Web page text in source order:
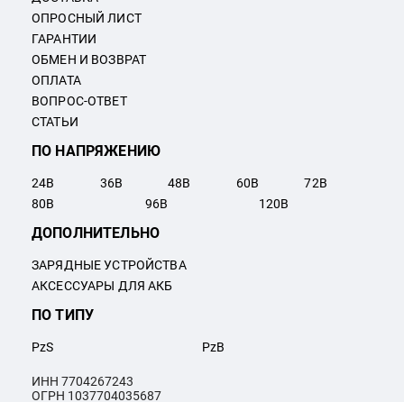
ОПРОСНЫЙ ЛИСТ
ГАРАНТИИ
ОБМЕН И ВОЗВРАТ
ОПЛАТА
ВОПРОС-ОТВЕТ
СТАТЬИ
ПО НАПРЯЖЕНИЮ
24В 36В 48В 60В 72В
80В 96В 120В
ПО ТИПУ
PzS PzB
ДОПОЛНИТЕЛЬНО
ЗАРЯДНЫЕ УСТРОЙСТВА
АКСЕССУАРЫ ДЛЯ АКБ
ИНН 7704267243
ОГРН 1037704035687